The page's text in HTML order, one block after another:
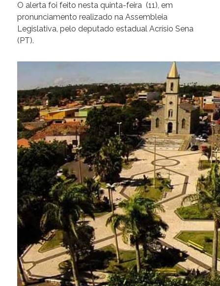
O alerta foi feito nesta quinta-feira (11), em
pronunciamento realizado na Assembleia
Legislativa, pelo deputado estadual Acrísio Sena
(PT).